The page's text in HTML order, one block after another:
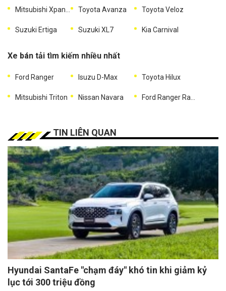
Toyota Avanza Toyota Veloz
Suzuki Ertiga Suzuki XL7 Kia Carnival
Xe bán tải tìm kiếm nhiều nhất
Ford Ranger Isuzu D-Max Toyota Hilux
Mitsubishi Triton Nissan Navara
TIN LIÊN QUAN
Hyundai SantaFe "chạm đáy" khó tin khi giảm kỷ
lục tới 300 triệu đồng